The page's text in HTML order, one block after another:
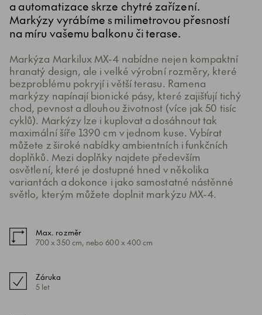
a automatizace skrze chytré zařízení.
Markýzy vyrábíme s milimetrovou přesností
na míru vašemu balkonu či terase.
Markýza Markilux MX-4 nabídne nejen kompaktní
hranatý design, ale i velké výrobní rozměry, které
bezproblému pokryjí i větší terasu. Ramena
markýzy napínají bionické pásy, které zajišťují tichý
chod, pevnost a dlouhou životnost (více jak 50 tisíc
cyklů). Markýzy lze i kuplovat a dosáhnout tak
maximální šíře 1390 cm v jednom kuse. Vybírat
můžete z široké nabídky ambientních i funkčních
doplňků. Mezi doplňky najdete především
osvětlení, které je dostupné hned v několika
variantách a dokonce i jako samostatné nástěnné
světlo, kterým můžete doplnit markýzu MX-4.
Max. rozměr
700 x 350 cm, nebo 600 x 400 cm
Záruka
5 let